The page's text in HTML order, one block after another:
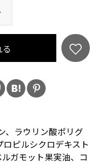
、ラウリン酸ポリグ
ピルシクロデキスト
ガモット果実油、コ